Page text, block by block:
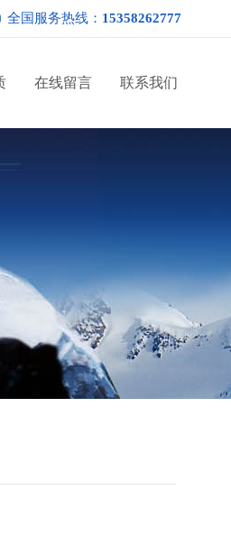
全国服务热线： 15358262777
在线留言 联系我们